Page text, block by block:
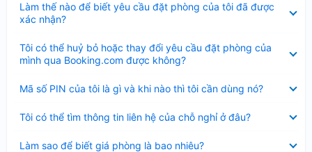
Làm thế nào để biết yêu cầu đặt phòng của tôi đã được
xác nhận?
thu
gọn
Tôi có thể huỷ bỏ hoặc thay đổi yêu cầu đặt phòng của
mình qua Booking.com được không?
thu
gọn
Mã số PIN của tôi là gì và khi nào thì tôi cần dùng nó?
thu
Tôi có thể tìm thông tin liên hệ của chỗ nghỉ ở đâu?
thu
Làm sao để biết giá phòng là bao nhiêu?
thu